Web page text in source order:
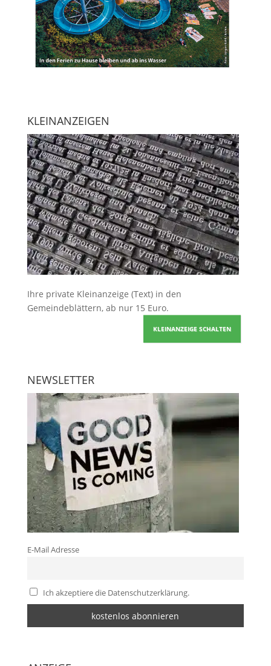
KLEINANZEIGEN
Ihre private Kleinanzeige (Text) in den
Gemeindeblättern, ab nur 15 Euro.
KLEINANZEIGE SCHALTEN
NEWSLETTER
E-Mail Adresse
Ich akzeptiere die Datenschutzerklärung.